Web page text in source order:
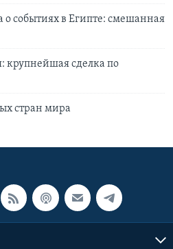
событиях в Египте: смешанная
крупнейшая сделка по
стран мира